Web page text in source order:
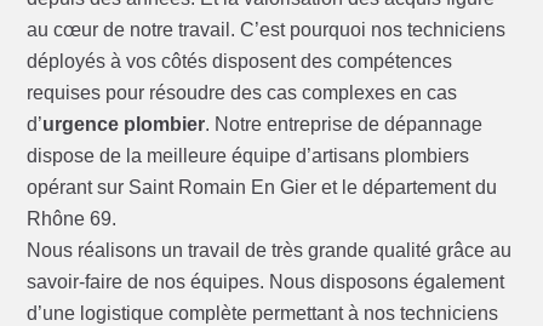
au cœur de notre travail. C’est pourquoi nos techniciens
déployés à vos côtés disposent des compétences
requises pour résoudre des cas complexes en cas
d’urgence plombier. Notre entreprise de dépannage
dispose de la meilleure équipe d’artisans plombiers
opérant sur Saint Romain En Gier et le département du
Rhône 69.
Nous réalisons un travail de très grande qualité grâce au
savoir-faire de nos équipes. Nous disposons également
d’une logistique complète permettant à nos techniciens